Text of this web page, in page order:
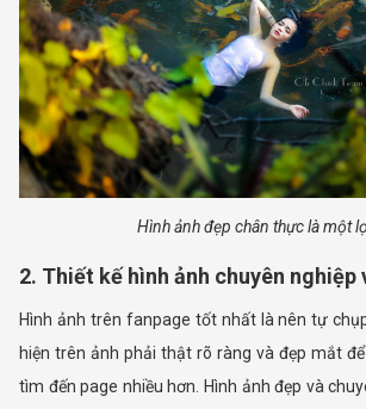
Hình ảnh đẹp chân thực là một
2. Thiết kế hình ảnh chuyên nghiệp
Hình ảnh trên fanpage tốt nhất là nên tự
hiện trên ảnh phải thật rõ ràng và đẹp mắt
tìm đến page nhiều hơn. Hình ảnh đẹp và